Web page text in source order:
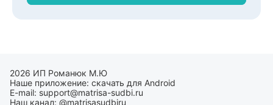
2026 ИП Романюк М.Ю
Наше приложение: скачать для Android
E-mail: support@matrisa-sudbi.ru
Наш канал: @matrisasudbiru